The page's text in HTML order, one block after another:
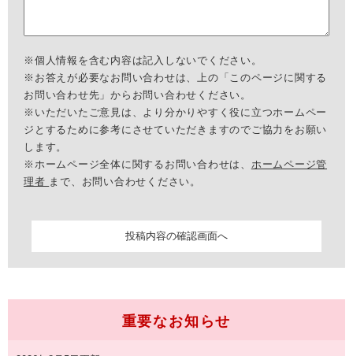
※個人情報を含む内容は記入しないでください。
※お答えが必要なお問い合わせは、上の「このページに関する
お問い合わせ先」からお問い合わせください。
※いただいたご意見は、より分かりやすく役に立つホームペー
ジとするために参考にさせていただきますのでご協力をお願い
します。
※ホームページ全体に関するお問い合わせは、 ホームページ管
理者 まで、お問い合わせください。
重要なお知らせ